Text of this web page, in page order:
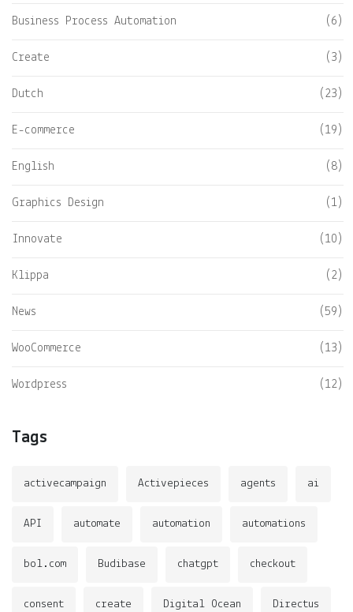
Business Process Automation (6)
Create (3)
Dutch (23)
E-commerce (19)
English (8)
Graphics Design (1)
Innovate (10)
Klippa (2)
News (59)
WooCommerce (13)
Wordpress (12)
Tags
activecampaign Activepieces agents ai
API automate automation automations
bol.com Budibase chatgpt checkout
consent create Digital Ocean Directus